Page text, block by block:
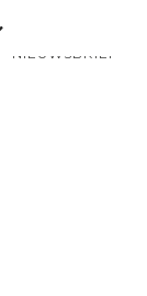
NIEUWSBRIEF